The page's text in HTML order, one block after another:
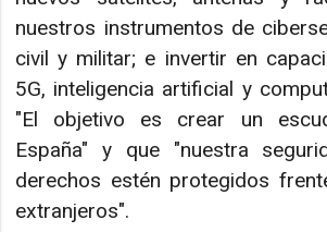
nuestros instrumentos de
civil y militar; e invertir en
5G, inteligencia artificial y
"El objetivo es crear un
España" y que "nuestra
derechos estén protegidos
extranjeros".